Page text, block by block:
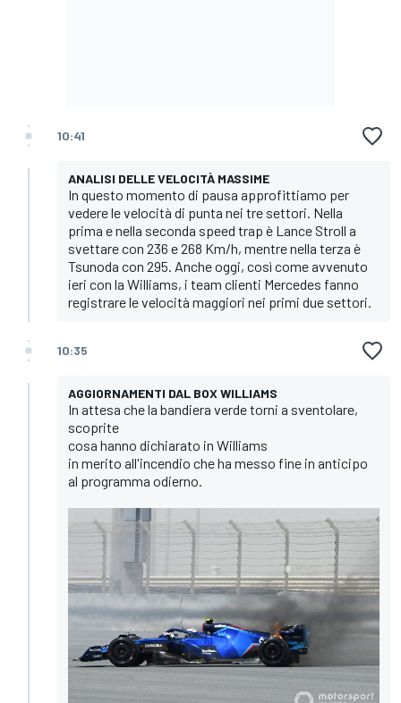
10:41
ANALISI DELLE VELOCITÀ MASSIME
In questo momento di pausa approfittiamo per
vedere le velocità di punta nei tre settori. Nella
prima e nella seconda speed trap è Lance Stroll a
svettare con 236 e 268 Km/h, mentre nella terza è
Tsunoda con 295. Anche oggi, così come avvenuto
ieri con la Williams, i team clienti Mercedes fanno
registrare le velocità maggiori nei primi due settori.
10:35
AGGIORNAMENTI DAL BOX WILLIAMS
In attesa che la bandiera verde torni a sventolare,
scoprite
cosa hanno dichiarato in Williams
in merito all'incendio che ha messo fine in anticipo
al programma odierno.